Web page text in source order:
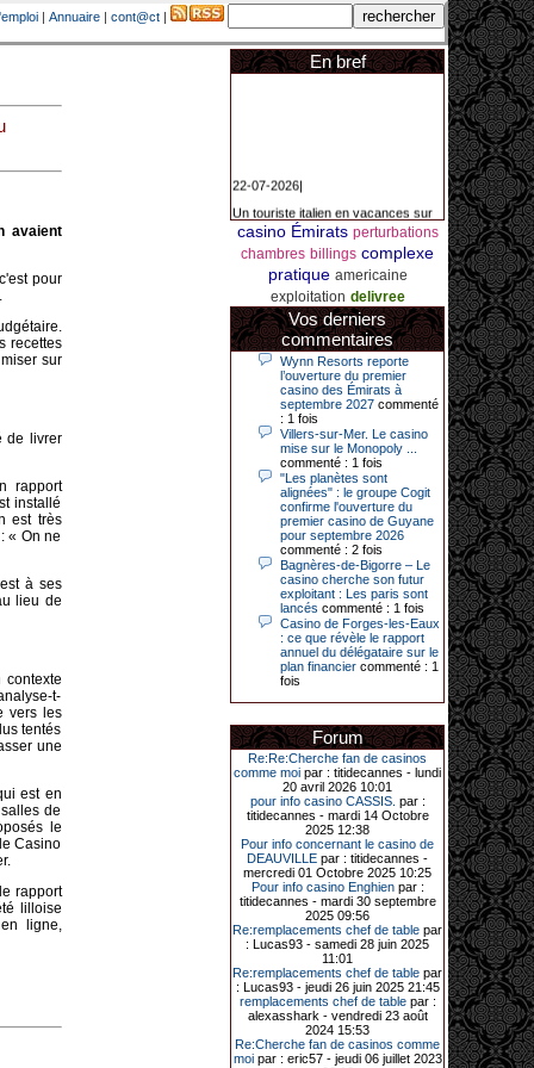
| Annuaire | cont@ct |
avaient
pour
recettes
sur
de livrer
rapport
installé
est très
« On ne
à ses
lieu de
contexte
t-
vers les
tentés
une
est en
de
le
Casino
rapport
lilloise
ligne,
En bref
22-07-2026|
Un touriste italien en vacances sur
la Côte d’Azur a remporté un
jackpot exceptionnel de 84.631
euros dans la nuit de samedi à
dimanche au Casino Barrière Le
Croisette à Cannes. Il s’agit d’un
nouveau record de gains de l’année
2026 pour cet établissement.
14-04-2026|
Dimanche 12 avril 2026, cette date
restera gravée dans la mémoire de
ce joueur du casino de Saint-Quay-
Portrieux (Côtes-d’Armor).
Ce quinquagénaire, habitant Plouha
mais souhaitant garder l’anonymat,
a eu l’énorme surprise de décrocher
un jackpot record de 82 426 €.
Le plus gros gain gagné depuis plus
de 20 ans dans l’établissement.
31-03-2026|
Série de jackpots au casino JOA de
Gujan-Mestras : ce mois de mars a
été fructueux pour quelques
une machine à sous pour une mise
initiale de 5,28 €. Puis quelques
jours plus tard, le vendredi 27 mars,
un joueur a décroché 12 086 euros
sur une autre machine à sous.
Enfin, troisième et dernier jackpot,
record cette fois-ci, le samedi 28
mars dernier. Quelque 111 322
euros ont été remportés sur la table
d’Ultimate Texas Hold’em Poker,
grâce à une mise de 5 euros sur la
case bonus et une quinte flush
royale. Ces gains ont été annoncés
dans un communiqué diffusé par le
casino ce lundi 30 mars en soirée.
11-01-2026|
Dimanche 11 janvier, en soirée, une
cliente retraitée de 78 ans, habitant
casino Émirats perturbations
chambres billings complexe
pratique americaine
exploitation delivree
Vos derniers
commentaires
Wynn Resorts reporte
l’ouverture du premier
casino des Émirats à
septembre 2027 commenté
: 1 fois
Villers-sur-Mer. Le casino
mise sur le Monopoly ...
commenté : 1 fois
"Les planètes sont
alignées" : le groupe Cogit
confirme l'ouverture du
premier casino de Guyane
pour septembre 2026
commenté : 2 fois
Bagnères-de-Bigorre – Le
casino cherche son futur
exploitant : Les paris sont
lancés commenté : 1 fois
Casino de Forges-les-Eaux
: ce que révèle le rapport
annuel du délégataire sur le
plan financier commenté : 1
fois
Forum
Re:Re:Cherche fan de casinos
comme moi par : titidecannes - lundi
20 avril 2026 10:01
pour info casino CASSIS. par :
titidecannes - mardi 14 Octobre
2025 12:38
Pour info concernant le casino de
DEAUVILLE par : titidecannes -
mercredi 01 Octobre 2025 10:25
Pour info casino Enghienpar :
titidecannes - mardi 30 septembre
2025 09:56
Re:remplacements chef de table par
: Lucas93 - samedi 28 juin 2025
11:01
Re:remplacements chef de table par
: Lucas93 - jeudi 26 juin 2025 21:45
remplacements chef de tablepar :
alexasshark - vendredi 23 août
2024 15:53
Re:Cherche fan de casinos comme
moipar : eric57 - jeudi 06 juillet 2023